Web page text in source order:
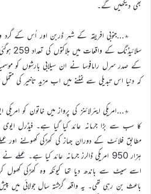
بھی دیکھیں گے۔
٭…جنوبی افریقہ کے شہر ڈربن اور اُس کے گرد و
کے صدر سرل رامافوسا نے ان سیلابی بارشوں کو
کہ دنیا اس تبدیلی سے نمٹنے میں اب مزید تاخیر کی
٭…امریکی ایئرلائنز کی پرواز میں خاتون کو
کا سب سے بڑا جرمانہ عائد کیا گیا ہے۔ فیڈرل
ہزار 950 امریکی ڈالرز جرمانہ عائد کیا ہے۔
اسے سیٹ سے باندھ دیا تھا کیونکہ وہ کھڑکی
باعث بن رہی تھی۔ یہ واقعہ گزشتہ سال جولائی